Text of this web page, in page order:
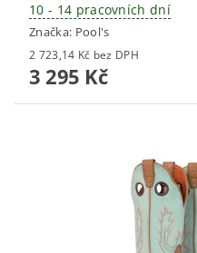
10 - 14 pracovních dní
Značka: Pool's
2 723,14 Kč bez DPH
3 295 Kč